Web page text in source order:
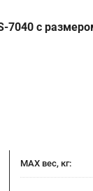
7040 с
MAX вес, кг: